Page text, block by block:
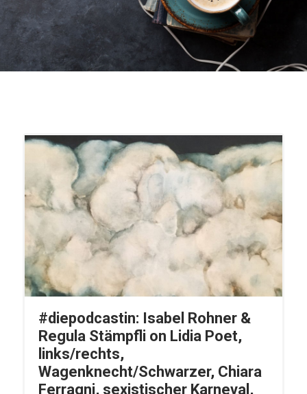
#diepodcastin: Isabel Rohner &
Regula Stämpfli on Lidia Poet,
links/rechts,
Wagenknecht/Schwarzer, Chiara
Ferragni, sexistischer Karneval,